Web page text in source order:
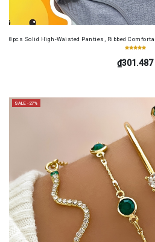
8pcs Solid High-Waisted Panties, Ribbed
₫301.487
SALE -27%